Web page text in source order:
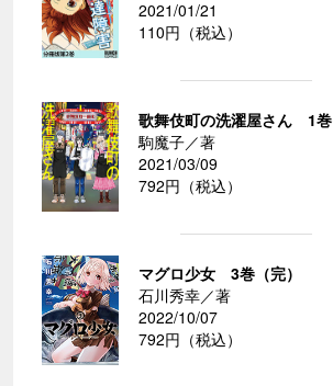
2021/01/21
110円（税込）
歌舞伎町の洗濯屋さん 1巻
駒魔子／著
2021/03/09
792円（税込）
マグロ少女 3巻（完）
石川秀幸／著
2022/10/07
792円（税込）